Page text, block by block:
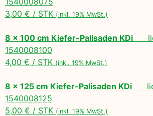
3,00 € / STK (inkl. 19% MwSt.)
8 x 100 cm Kiefer-Palisaden KDi
1540008100
4,00 € / STK (inkl. 19% MwSt.)
8 x 125 cm Kiefer-Palisaden KDi
1540008125
5,00 € / STK (inkl. 19% MwSt.)